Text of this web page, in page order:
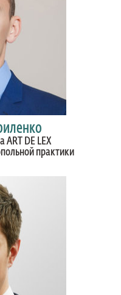
DE LEX
практики